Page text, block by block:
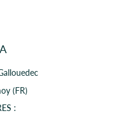
(FR)
: